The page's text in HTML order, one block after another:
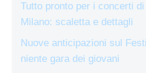
Tutto pronto per i concerti
Milano: scaletta e dettagli
Nuove anticipazioni sul
niente gara dei giovani